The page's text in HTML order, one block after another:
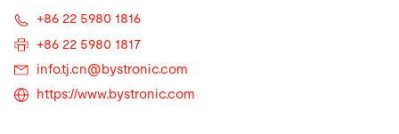
+86 22 5980 1816
+86 22 5980 1817
info.tj.cn@ bystronic.com
https://www.bystronic.com